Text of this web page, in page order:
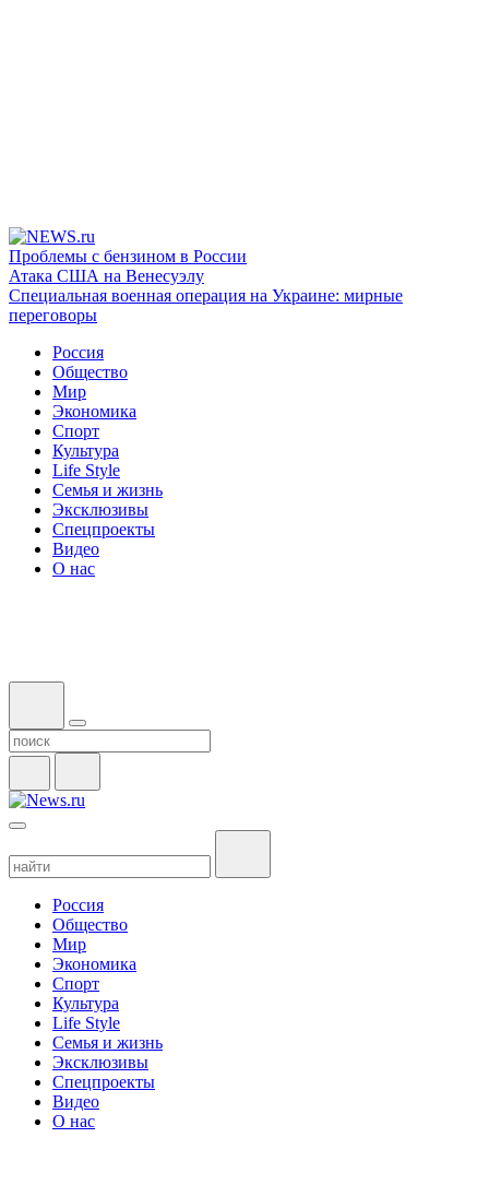
Проблемы с бензином в России
Атака США на Венесуэлу
Специальная военная операция на Украине: мирные
переговоры
Россия
Общество
Мир
Экономика
Спорт
Культура
Life Style
Семья и жизнь
Эксклюзивы
Спецпроекты
Видео
О нас
Россия
Общество
Мир
Экономика
Спорт
Культура
Life Style
Семья и жизнь
Эксклюзивы
Спецпроекты
Видео
О нас